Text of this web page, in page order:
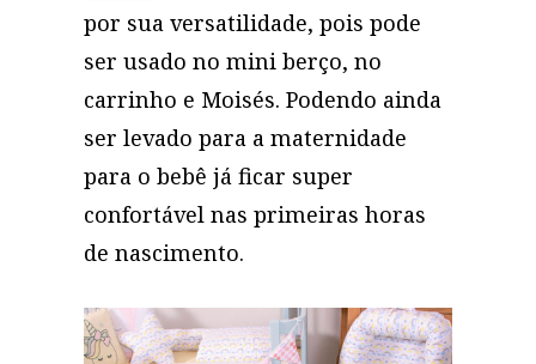
por sua versatilidade, pois pode
ser usado no mini berço, no
carrinho e Moisés. Podendo ainda
ser levado para a maternidade
para o bebê já ficar super
confortável nas primeiras horas
de nascimento.